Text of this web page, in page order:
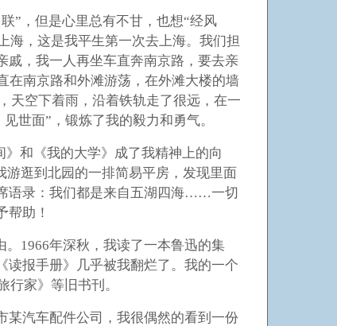
”，但是心里总有不甘，也想“经风
海，这是我平生第一次去上海。我们担
戚，我一人再坐车直奔南京路，要去亲
在南京路和外滩游荡，在外滩大楼的墙
天空下着雨，沿着铁轨走了很远，在一
世面”，锻炼了我的毅力和勇气。
和《我的大学》成了我精神上的向
游逛到北园的一排简易平房，发现里面
语录：我们都是来自五湖四海……一切
帮助！
1966年深秋，我读了一本鲁迅的集
读报手册》几乎被我翻烂了。我的一个
家》等旧书刊。
某汽车配件公司，我很偶然的看到一份